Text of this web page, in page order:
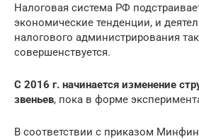
Налоговая система РФ
экономические тенденции, и
налогового администрирования
совершенствуется.
С 2016 г. начинается изменение
звеньев, пока в форме
В соответствии с приказом